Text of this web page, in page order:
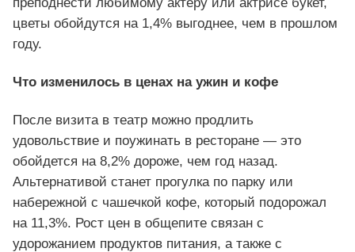
цветы обойдутся на 1,4% выгоднее, чем в прошлом
году.
Что изменилось в ценах на ужин и кофе
После визита в театр можно продлить
удовольствие и поужинать в ресторане — это
обойдется на 8,2% дороже, чем год назад.
Альтернативой станет прогулка по парку или
набережной с чашечкой кофе, который подорожал
на 11,3%. Рост цен в общепите связан с
удорожанием продуктов питания, а также с